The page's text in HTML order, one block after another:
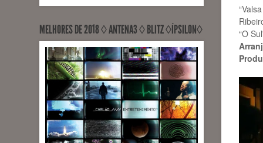
MELHORES DE 2018 ◊ ANTENA3 ◊ BLITZ ◊ÍPSILON◊
“O